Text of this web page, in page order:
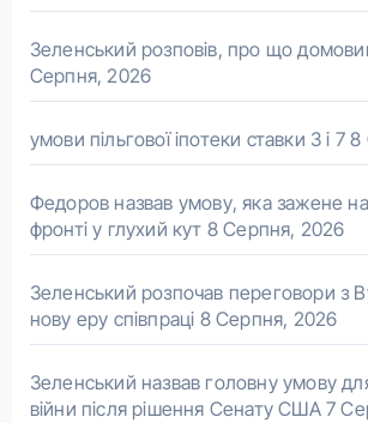
Зеленський розповів, про що
Серпня, 2026
умови пільгової іпотеки ставки 3 і 7 8
Федоров назвав умову, яка зажене
фронті у глухий кут 8 Серпня, 2026
Зеленський розпочав переговори з
нову еру співпраці 8 Серпня, 2026
Зеленський назвав головну умову
війни після рішення Сенату США 7